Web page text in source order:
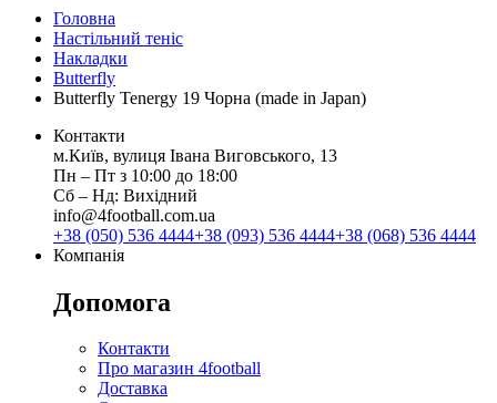
Головна
Настільний теніс
Накладки
Butterfly
Butterfly Tenergy 19 Чорна (made in Japan)
Контакти
м.Київ, вулиця Івана Виговського, 13
Пн ‒ Пт з 10:00 до 18:00
Сб ‒ Нд: Вихідний
info@4football.com.ua
+38 (050) 536 4444+38 (093) 536 4444+38 (068) 536 4444
Компанія
Допомога
Контакти
Про магазин 4football
Доставка